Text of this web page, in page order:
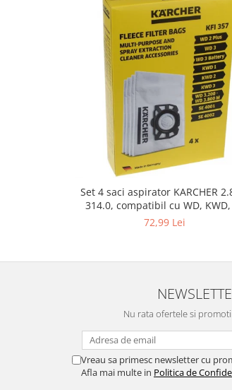
Cutii, curele si accesorii ceasuri
Genti si accesorii barbati
Genti si accesorii femei
Imbracaminte barbati
Imbracaminte si Incaltaminte copii
Incaltaminte barbati
Incaltaminte femei
Gaming, Carti & Birotica
Accesorii aparate de ras electrice
Accesorii aparate hair styling
Set 4 saci aspirator KARCHER
314.0, compatibil cu WD, KWD,
72,99 Lei
Nu rata ofertele si
Vreau sa primesc newsletter cu
Afla mai multe in Politica de